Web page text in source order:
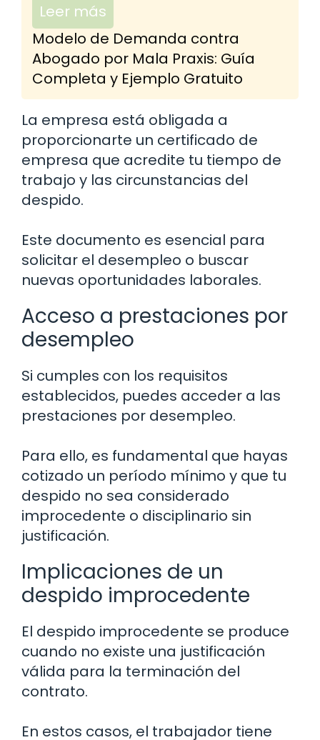
Leer más
Modelo de Demanda contra
Abogado por Mala Praxis: Guía
Completa y Ejemplo Gratuito
La empresa está obligada a
proporcionarte un certificado de
empresa que acredite tu tiempo de
trabajo y las circunstancias del
despido.
Este documento es esencial para
solicitar el desempleo o buscar
nuevas oportunidades laborales.
Acceso a prestaciones por
desempleo
Si cumples con los requisitos
establecidos, puedes acceder a las
prestaciones por desempleo.
Para ello, es fundamental que hayas
cotizado un período mínimo y que tu
despido no sea considerado
improcedente o disciplinario sin
justificación.
Implicaciones de un
despido improcedente
El despido improcedente se produce
cuando no existe una justificación
válida para la terminación del
contrato.
En estos casos, el trabajador tiene